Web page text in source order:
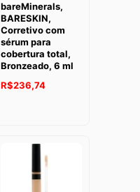
bareMinerals,
BARESKIN,
Corretivo com
sérum para
cobertura total,
Bronzeado, 6 ml
R$236,74